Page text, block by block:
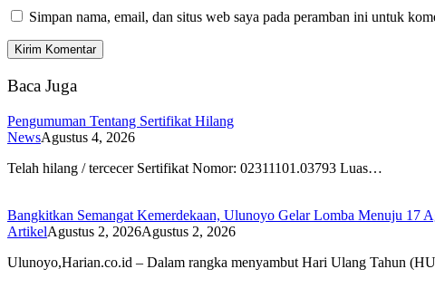
Simpan nama, email, dan situs web saya pada peramban ini untuk
Baca Juga
Pengumuman Tentang Sertifikat Hilang
NewsAgustus 4, 2026
Telah hilang / tercecer Sertifikat Nomor: 02311101.03793 Luas…
Bangkitkan Semangat Kemerdekaan, Ulunoyo Gelar Lomba Menuju 17
ArtikelAgustus 2, 2026Agustus 2, 2026
Ulunoyo,Harian.co.id – Dalam rangka menyambut Hari Ulang Tahun